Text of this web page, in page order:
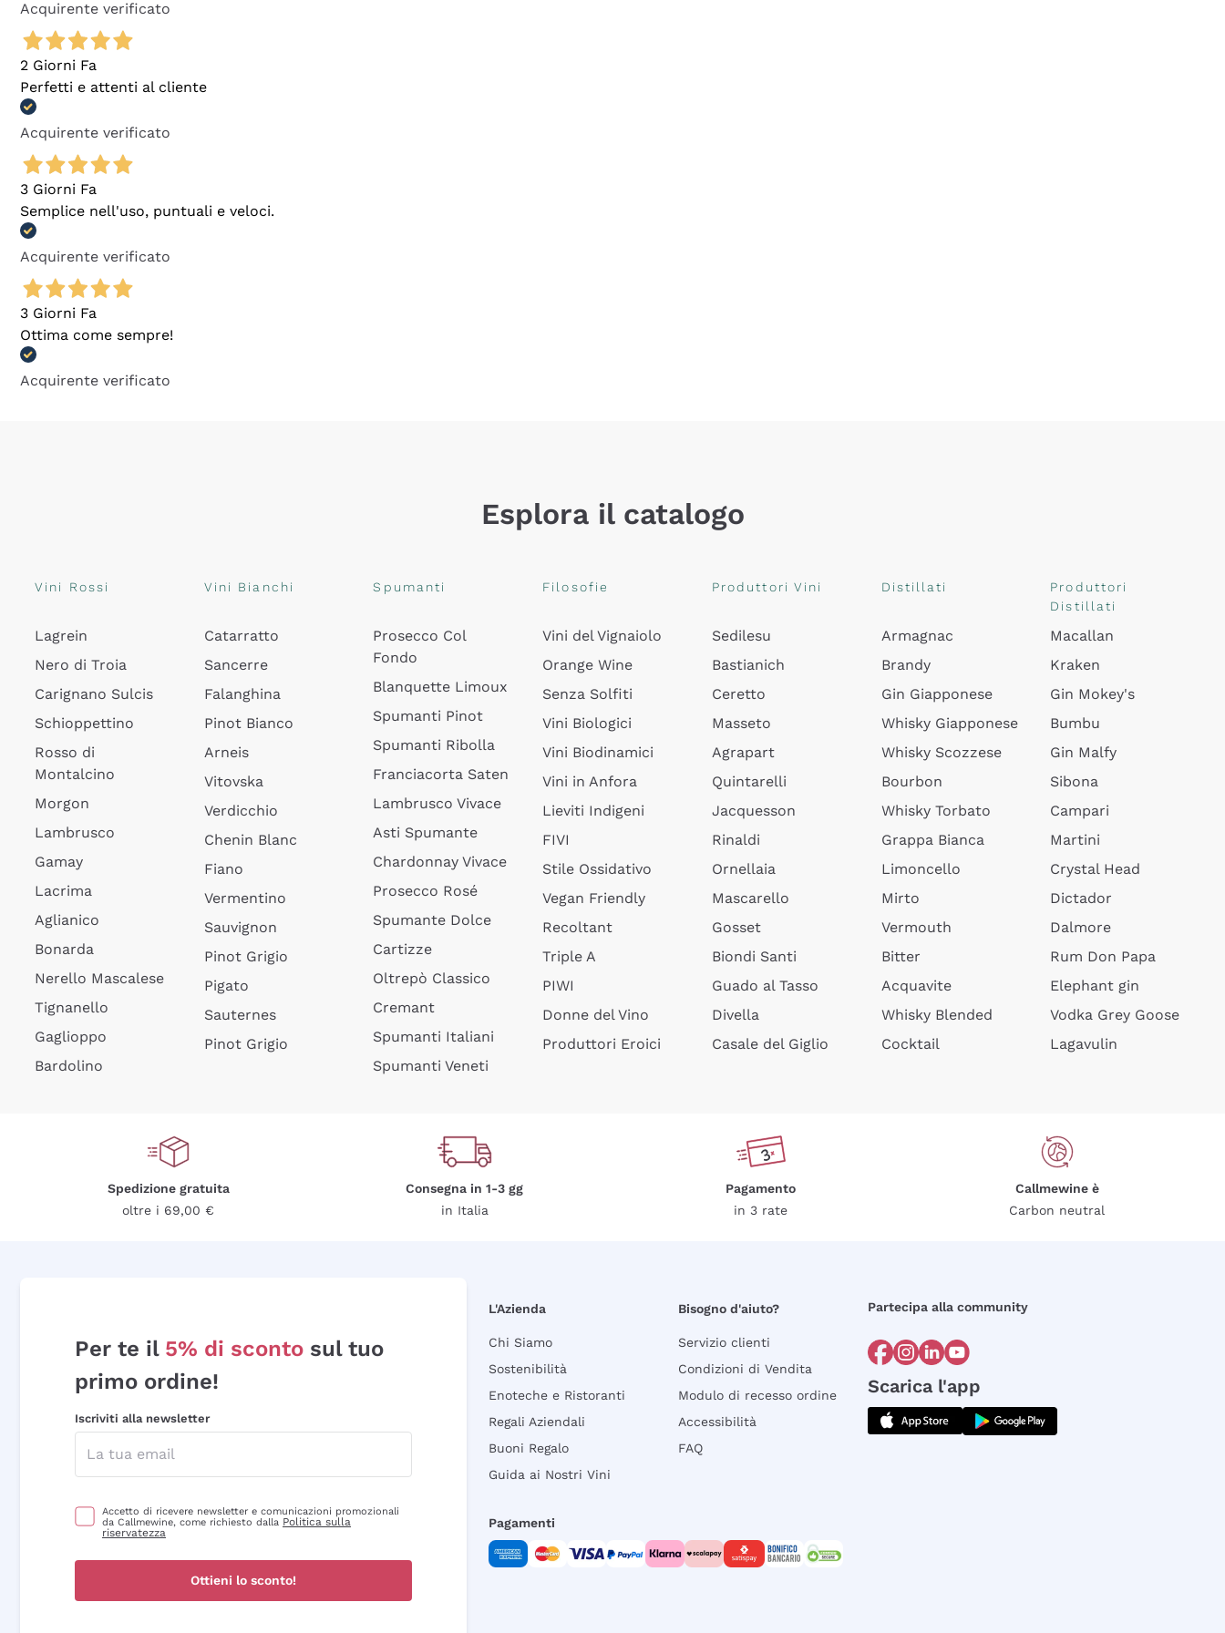
Acquirente verificato
2 Giorni Fa
Perfetti e attenti al cliente
Acquirente verificato
3 Giorni Fa
Semplice nell'uso, puntuali e veloci.
Acquirente verificato
3 Giorni Fa
Ottima come sempre!
Acquirente verificato
Esplora il catalogo
Vini Rossi
Lagrein
Nero di Troia
Carignano Sulcis
Schioppettino
Rosso di
Montalcino
Morgon
Lambrusco
Gamay
Lacrima
Aglianico
Bonarda
Nerello Mascalese
Tignanello
Gaglioppo
Bardolino
Vini Bianchi
Catarratto
Sancerre
Falanghina
Pinot Bianco
Arneis
Vitovska
Verdicchio
Chenin Blanc
Fiano
Vermentino
Sauvignon
Pinot Grigio
Pigato
Sauternes
Pinot Grigio
Spumanti
Prosecco Col
Fondo
Blanquette Limoux
Spumanti Pinot
Spumanti Ribolla
Franciacorta Saten
Lambrusco Vivace
Asti Spumante
Chardonnay Vivace
Prosecco Rosé
Spumante Dolce
Cartizze
Oltrepò Classico
Cremant
Spumanti Italiani
Spumanti Veneti
Filosofie
Vini del Vignaiolo
Orange Wine
Senza Solfiti
Vini Biologici
Vini Biodinamici
Vini in Anfora
Lieviti Indigeni
FIVI
Stile Ossidativo
Vegan Friendly
Recoltant
Triple A
PIWI
Donne del Vino
Produttori Eroici
Produttori Vini
Sedilesu
Bastianich
Ceretto
Masseto
Agrapart
Quintarelli
Jacquesson
Rinaldi
Ornellaia
Mascarello
Gosset
Biondi Santi
Guado al Tasso
Divella
Casale del Giglio
Distillati
Armagnac
Brandy
Gin Giapponese
Whisky Giapponese
Whisky Scozzese
Bourbon
Whisky Torbato
Grappa Bianca
Limoncello
Mirto
Vermouth
Bitter
Acquavite
Whisky Blended
Cocktail
Produttori
Distillati
Macallan
Kraken
Gin Mokey's
Bumbu
Gin Malfy
Sibona
Campari
Martini
Crystal Head
Dictador
Dalmore
Rum Don Papa
Elephant gin
Vodka Grey Goose
Lagavulin
Spedizione gratuita
oltre i 69,00 €
Consegna in 1-3 gg
in Italia
Pagamento
in 3 rate
Callmewine è
Carbon neutral
Per te il 5% di sconto sul tuo
primo ordine!
Iscriviti alla newsletter
Accetto di ricevere newsletter e comunicazioni promozionali
da Callmewine, come richiesto dalla Politica sulla
riservatezza
Ottieni lo sconto!
L'Azienda
Chi Siamo
Sostenibilità
Enoteche e Ristoranti
Regali Aziendali
Buoni Regalo
Guida ai Nostri Vini
Bisogno d'aiuto?
Servizio clienti
Condizioni di Vendita
Modulo di recesso ordine
Accessibilità
FAQ
Partecipa alla community
Scarica l'app
Pagamenti